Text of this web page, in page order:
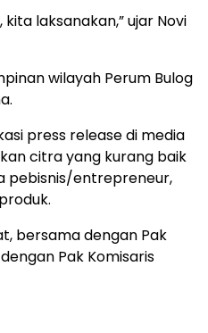
laksanakan,” ujar Novi
wilayah Perum Bulog
press release di media
citra yang kurang baik
pebisnis/entrepreneur,
bersama dengan Pak
Pak Komisaris